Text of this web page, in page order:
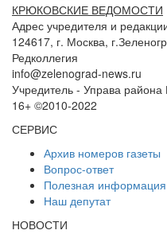
КРЮКОВСКИЕ ВЕДОМОСТИ
Адрес учредителя и
124617, г. Москва,
Редколлегия
info@zelenograd-news.ru
Учредитель - Управа
16+ ©2010-2022
СЕРВИС
Архив номеров газеты
Вопрос-ответ
Полезная
Наш депутат
НОВОСТИ